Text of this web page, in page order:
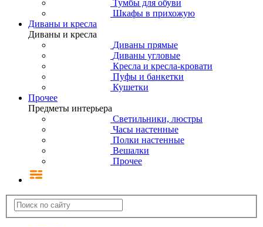
Тумбы для обуви
Шкафы в прихожую
Диваны и кресла
Диваны и кресла
Диваны прямые
Диваны угловые
Кресла и кресла-кровати
Пуфы и банкетки
Кушетки
Прочее
Предметы интерьера
Светильники, люстры
Часы настенные
Полки настенные
Вешалки
Прочее